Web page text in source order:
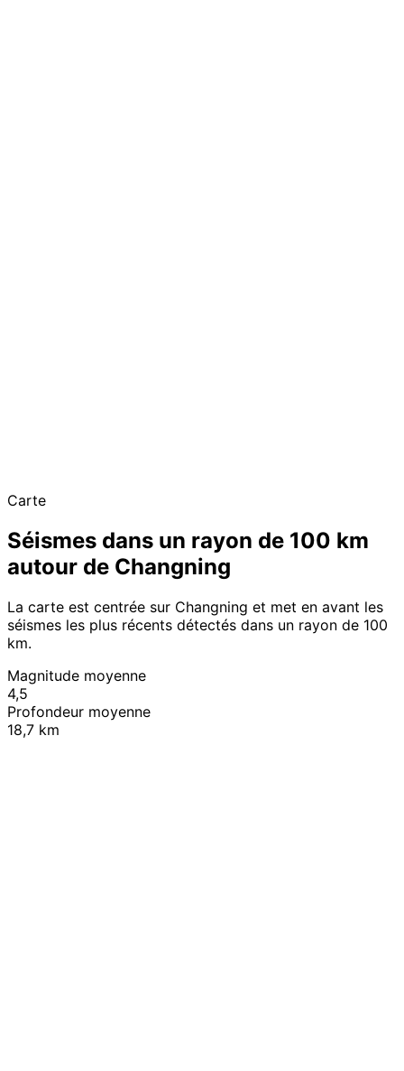
Carte
Séismes dans un rayon de 100 km
autour de Changning
La carte est centrée sur Changning et met en avant les
séismes les plus récents détectés dans un rayon de 100
km.
Magnitude moyenne
4,5
Profondeur moyenne
18,7 km